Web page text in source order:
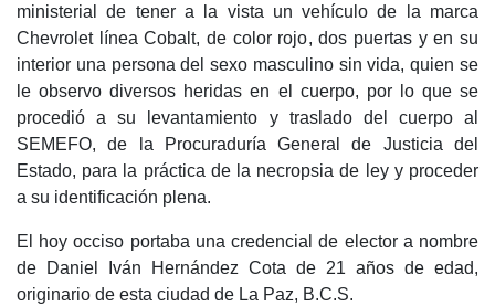
ministerial de tener a la vista un vehículo de la marca
Chevrolet línea Cobalt, de color rojo, dos puertas y en su
interior una persona del sexo masculino sin vida, quien se
le observo diversos heridas en el cuerpo, por lo que se
procedió a su levantamiento y traslado del cuerpo al
SEMEFO, de la Procuraduría General de Justicia del
Estado, para la práctica de la necropsia de ley y proceder
a su identificación plena.
El hoy occiso portaba una credencial de elector a nombre
de Daniel Iván Hernández Cota de 21 años de edad,
originario de esta ciudad de La Paz, B.C.S.